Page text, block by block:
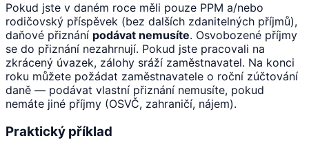
Pokud jste v daném roce měli pouze PPM a/nebo
rodičovský příspěvek (bez dalších zdanitelných příjmů),
daňové přiznání podávat nemusíte. Osvobozené příjmy
se do přiznání nezahrnují. Pokud jste pracovali na
zkrácený úvazek, zálohy sráží zaměstnavatel. Na konci
roku můžete požádat zaměstnavatele o roční zúčtování
daně — podávat vlastní přiznání nemusíte, pokud
nemáte jiné příjmy (OSVČ, zahraničí, nájem).
Praktický příklad